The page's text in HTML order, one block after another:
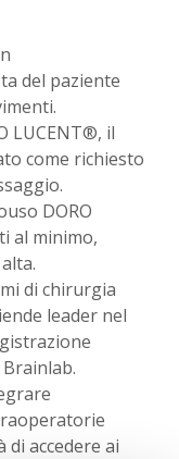
del paziente
LUCENT®, il
come richiesto
DORO
al minimo,
di chirurgia
leader nel
di accedere ai